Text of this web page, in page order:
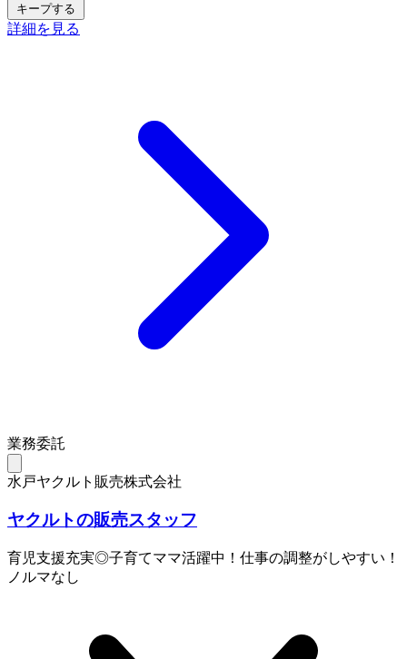
キープする
詳細を見る
業務委託
水戸ヤクルト販売株式会社
ヤクルトの販売スタッフ
育児支援充実◎子育てママ活躍中！仕事の調整がしやすい！
ノルマなし